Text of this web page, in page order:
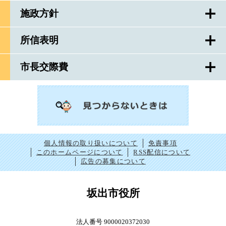
施政方針
所信表明
市長交際費
個人情報の取り扱いについて
免責事項
このホームページについて
RSS配信について
広告の募集について
坂出市役所
法人番号 9000020372030